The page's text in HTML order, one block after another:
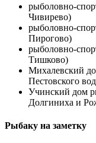
рыболовно-
Чивирево)
рыболовно-
Пирогово)
рыболовно-
Тишково)
Михалевский
Пестовского
Учинский дом
Долгиниха и
Рыбаку на заметку